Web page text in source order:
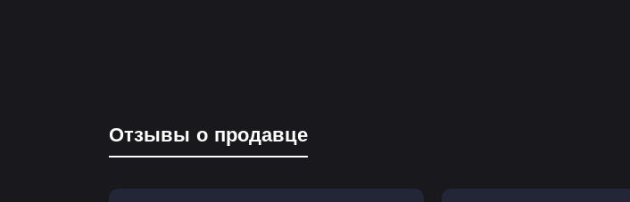
Отзывы о продавце